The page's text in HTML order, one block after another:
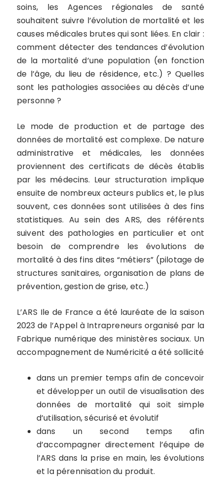
soins, les Agences régionales de santé
souhaitent suivre l’évolution de mortalité et les
causes médicales brutes qui sont liées. En clair :
comment détecter des tendances d’évolution
de la mortalité d’une population (en fonction
de l’âge, du lieu de résidence, etc.) ? Quelles
sont les pathologies associées au décès d’une
personne ?
Le mode de production et de partage des
données de mortalité est complexe. De nature
administrative et médicales, les données
proviennent des certificats de décès établis
par les médecins. Leur structuration implique
ensuite de nombreux acteurs publics et, le plus
souvent, ces données sont utilisées à des fins
statistiques. Au sein des ARS, des référents
suivent des pathologies en particulier et ont
besoin de comprendre les évolutions de
mortalité à des fins dites “métiers” (pilotage de
structures sanitaires, organisation de plans de
prévention, gestion de grise, etc.)
L’ARS Ile de France a été lauréate de la saison
2023 de l’Appel à Intrapreneurs organisé par la
Fabrique numérique des ministères sociaux. Un
accompagnement de Numéricité a été sollicité
dans un premier temps afin de concevoir
et développer un outil de visualisation des
données de mortalité qui soit simple
d’utilisation, sécurisé et évolutif
dans un second temps afin
d’accompagner directement l’équipe de
l’ARS dans la prise en main, les évolutions
et la pérennisation du produit.